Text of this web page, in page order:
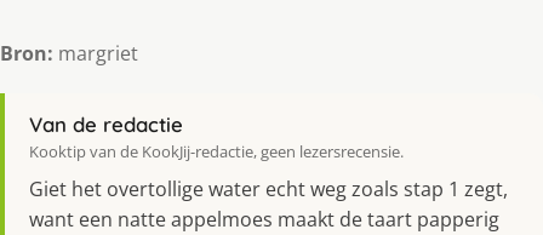
Bron: margriet
Van de redactie
Kooktip van de KookJij-redactie, geen lezersrecensie.
Giet het overtollige water echt weg zoals stap 1 zegt,
want een natte appelmoes maakt de taart papperig